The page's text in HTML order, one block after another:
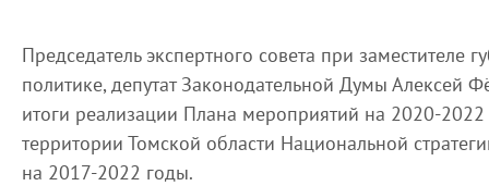
Председатель экспертного совета при заместителе
политике, депутат Законодательной Думы Алексей
итоги реализации Плана мероприятий на 2020-
территории Томской области Национальной
на 2017-2022 годы.